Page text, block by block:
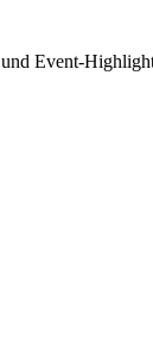
Event-